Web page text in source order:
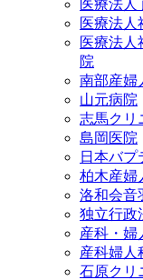
医療法人
医療法人
医療法人
院
南部産婦
山元病院
志馬クリ
島岡医院
日本バプ
柏木産婦
洛和会音
独立行政
産科・婦
産科婦人
石原クリ